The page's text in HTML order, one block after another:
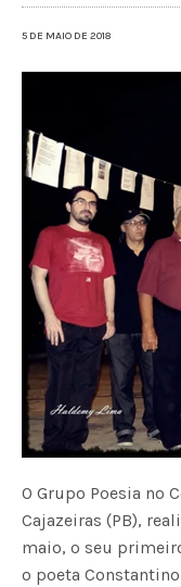
5 DE MAIO DE 2018
O Grupo Poesia no
Cajazeiras (PB),
maio, o seu
o poeta